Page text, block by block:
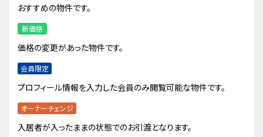
おすすめの物件です。
新価格
価格の変更があった物件です。
会員限定
プロフィール情報を入力した会員のみ閲覧可能な物件です。
オーナーチェンジ
入居者が入ったままの状態でのお引渡となります。